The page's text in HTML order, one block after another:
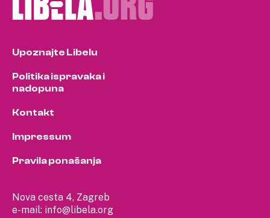
Nova cesta 4, Zagreb
e-mail: info@libela.org
Upoznajte Libelu
Politika ispravaka i
nadopuna
Kontakt
Impressum
Pravila ponašanja